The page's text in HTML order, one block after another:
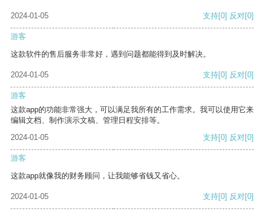
2024-01-05 支持[0] 反对[0]
游客
这款软件的售后服务非常好，遇到问题都能得到及时解决。
2024-01-05 支持[0] 反对[0]
游客
这款app的功能非常强大，可以满足我所有的工作需求。我可以使用它来
编辑文档、制作演示文稿、管理日程安排等。
2024-01-05
支持[0] 反对[0]
游客
这款app就像我的财务顾问，让我能够省钱又省心。
2024-01-05 支持[0] 反对[0]